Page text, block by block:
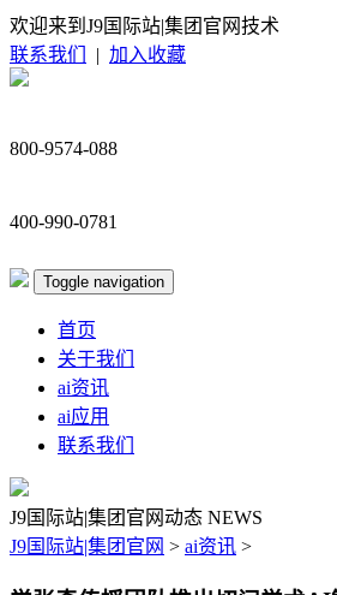
欢迎来到J9国际站|集团官网技术
联系我们
| 加入收藏
800-9574-088
400-990-0781
Toggle navigation
首页
关于我们
ai资讯
ai应用
联系我们
J9国际站|集团官网动态 NEWS
J9国际站|集团官网 > ai资讯 >